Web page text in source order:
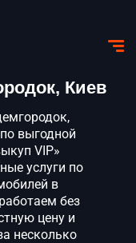
Киев
выгодной
VIP»
услуги по
в
без
цену и
несколько